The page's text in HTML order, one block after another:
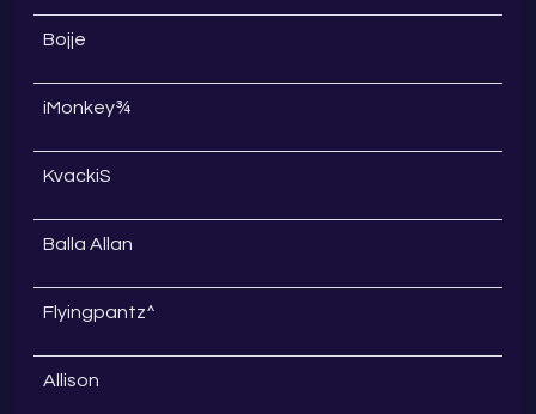
Bojje
iMonkey¾
KvackiS
Balla Allan
Flyingpantz^
Allison